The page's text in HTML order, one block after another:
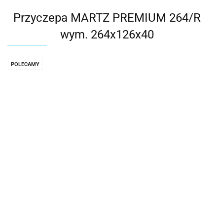
Przyczepa MARTZ PREMIUM 264/R
wym. 264x126x40
POLECAMY